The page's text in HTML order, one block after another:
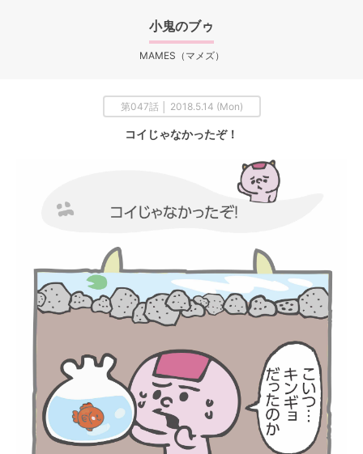
小鬼のブゥ
MAMES（マメズ）
第047話 │ 2018.5.14 (Mon)
コイじゃなかったぞ！